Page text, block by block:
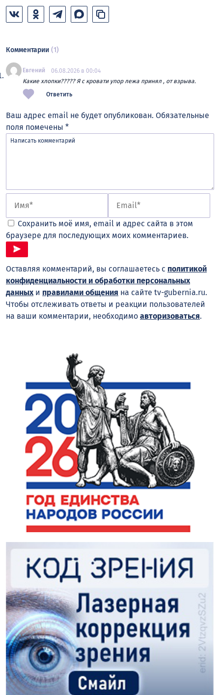
Комментарии (1)
Евгений
06.08.2026 в 00:04
Какие хлопки????? Я с кровати упор лежа принял , от взрыва.
Ответить
Ваш адрес email не будет опубликован. Обязательные
поля помечены *
Сохранить моё имя, email и адрес сайта в этом
браузере для последующих моих комментариев.
Оставляя комментарий, вы соглашаетесь с политикой
конфиденциальности и обработки персональных
данныхи правилами общения на сайте tv-gubernia.ru.
Чтобы отслеживать ответы и реакции пользователей
на ваши комментарии, необходимо авторизоваться.